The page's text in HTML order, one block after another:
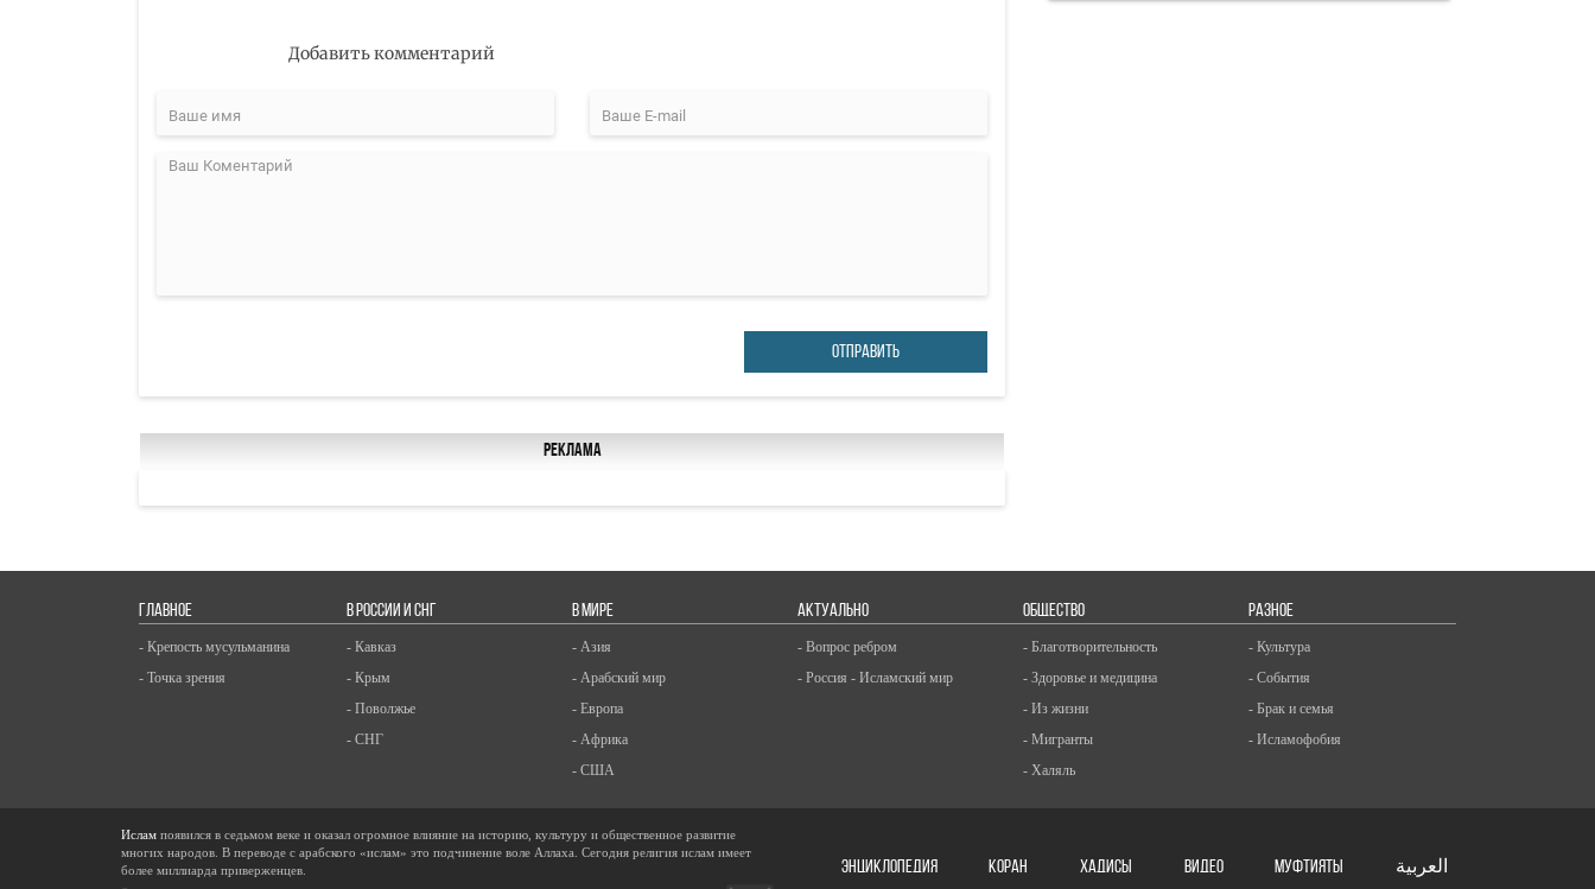
Добавить комментарий
ОТПРАВИТЬ
Реклама
ГЛАВНОЕ
- Крепость мусульманина
- Точка зрения
В РОССИИ И СНГ
- Кавказ
- Крым
- Поволжье
- СНГ
В МИРЕ
- Азия
- Арабский мир
- Европа
- Африка
- США
АКТУАЛЬНО
- Вопрос ребром
- Россия - Исламский мир
ОБЩЕСТВО
- Благотворительность
- Здоровье и медицина
- Из жизни
- Мигранты
- Халяль
РАЗНОЕ
- Культура
- События
- Брак и семья
- Исламофобия
Ислам появился в седьмом веке и оказал огромное влияние на историю, культуру и общественное развитие
многих народов. В переводе с арабского «ислам» это подчинение воле Аллаха. Сегодня религия ислам имеет
более миллиарда приверженцев.
ЭНЦИКЛОПЕДИЯ КОРАН ХАДИСЫ ВИДЕО Муфтияты العربية